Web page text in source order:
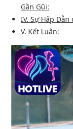
Gần Gũi:
IV. Sự Hấp Dẫn
V. Kết Luận: